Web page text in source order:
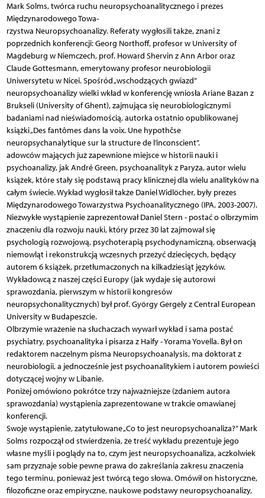
Mark Solms, twórca ruchu neuropsychoanalitycznego i prezes
Międzynarodowego Towa-
rzystwa Neuropsychoanalizy. Referaty wygłosili także, znani z
poprzednich konferencji: Georg Northoff, profesor w University of
Magdeburg w Niemczech, prof. Howard Shervin z Ann Arbor oraz
Claude Gottesmann, emerytowany profesor neurobiologii
Uniwersytetu w Nicei. Spośród „wschodzących gwiazd”
neuropsychoanalizy wielki wkład w konferencję wniosła Ariane Bazan z
Brukseli (University of Ghent), zajmująca się neurobiologicznymi
badaniami nad nieświadomością, autorka ostatnio opublikowanej
książki „Des fantômes dans la voix. Une hypothčse
neuropsychanalytique sur la structure de l’inconscient”.
adowców mających już zapewnione miejsce w historii nauki i
psychoanalizy, jak André Green, psychoanalityk z Paryża, autor wielu
książek, które stały się podstawą pracy klinicznej dla wielu analityków na
całym świecie. Wykład wygłosił także Daniel Widlöcher, były prezes
Międzynarodowego Towarzystwa Psychoanalitycznego (IPA, 2003-2007).
Niezwykłe wystąpienie zaprezentował Daniel Stern - postać o olbrzymim
znaczeniu dla rozwoju nauki, który przez 30 lat zajmował się
psychologią rozwojową, psychoterapią psychodynamiczną, obserwacją
niemowląt i rekonstrukcją wczesnych przeżyć dziecięcych, będący
autorem 6 książek, przetłumaczonych na kilkadziesiąt języków.
Wykładowcą z naszej części Europy (jak wydaje się autorowi
sprawozdania, pierwszym w historii kongresów
neuropsychonalitycznych) był prof. György Gergely z Central European
University w Budapeszcie.
Olbrzymie wrażenie na słuchaczach wywarł wykład i sama postać
psychiatry, psychoanalityka i pisarza z Haify - Yorama Yovella. Był on
redaktorem naczelnym pisma Neuropsychoanalysis, ma doktorat z
neurobiologii, a jednocześnie jest psychoanalitykiem i autorem powieści
dotyczącej wojny w Libanie.
Poniżej omówiono pokrótce trzy najważniejsze (zdaniem autora
sprawozdania) wystąpienia zaprezentowane w trakcie omawianej
konferencji.
Swoje wystąpienie, zatytułowane „Co to jest neuropsychoanaliza?” Mark
Solms rozpoczął od stwierdzenia, że treść wykładu prezentuje jego
własne myśli i poglądy na to, czym jest neuropsychoanaliza, aczkolwiek
sam przyznaje sobie pewne prawa do zakreślania zakresu znaczenia
tego terminu, ponieważ jest twórcą tego słowa. Omówił on historyczne,
filozoficzne oraz empiryczne, naukowe podstawy neuropsychoanalizy,